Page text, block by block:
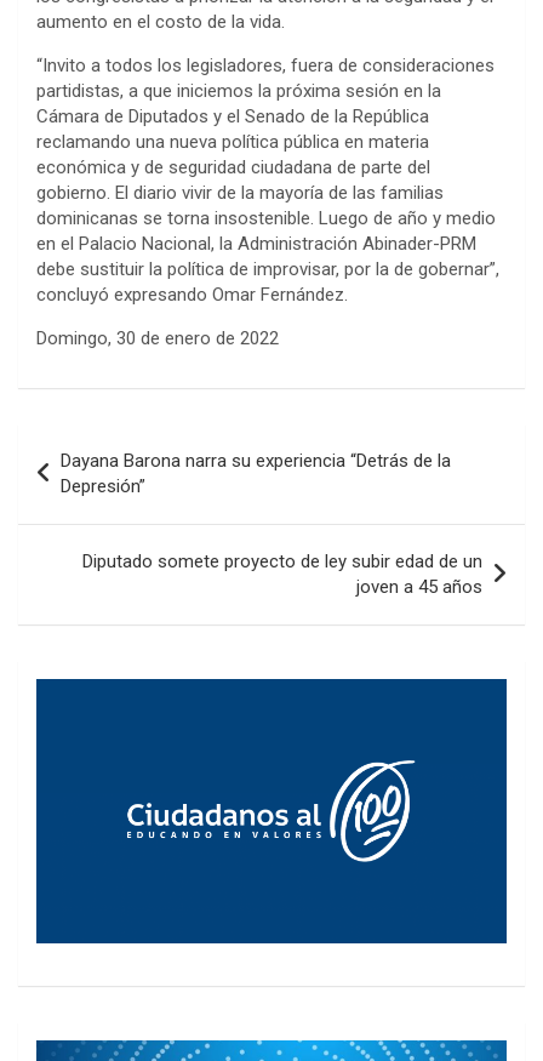
aumento en el costo de la vida.
“Invito a todos los legisladores, fuera de consideraciones
partidistas, a que iniciemos la próxima sesión en la
Cámara de Diputados y el Senado de la República
reclamando una nueva política pública en materia
económica y de seguridad ciudadana de parte del
gobierno. El diario vivir de la mayoría de las familias
dominicanas se torna insostenible. Luego de año y medio
en el Palacio Nacional, la Administración Abinader-PRM
debe sustituir la política de improvisar, por la de gobernar”,
concluyó expresando Omar Fernández.
Domingo, 30 de enero de 2022
de
entradas
Dayana Barona narra su experiencia “Detrás de la
Depresión”
Diputado somete proyecto de ley subir edad de un
joven a 45 años